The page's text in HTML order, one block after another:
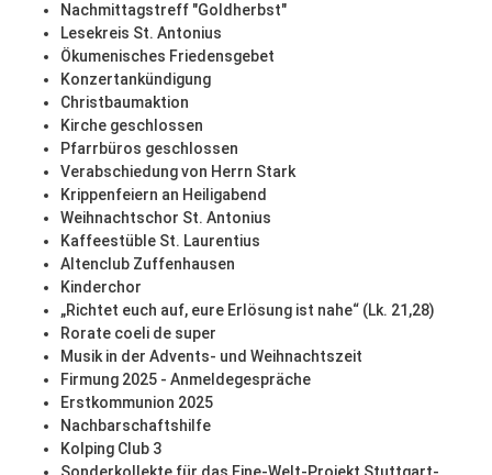
Nachmittagstreff "Goldherbst"
Lesekreis St. Antonius
Ökumenisches Friedensgebet
Konzertankündigung
Christbaumaktion
Kirche geschlossen
Pfarrbüros geschlossen
Verabschiedung von Herrn Stark
Krippenfeiern an Heiligabend
Weihnachtschor St. Antonius
Kaffeestüble St. Laurentius
Altenclub Zuffenhausen
Kinderchor
„Richtet euch auf, eure Erlösung ist nahe“ (Lk. 21,28)
Rorate coeli de super
Musik in der Advents- und Weihnachtszeit
Firmung 2025 - Anmeldegespräche
Erstkommunion 2025
Nachbarschaftshilfe
Kolping Club 3